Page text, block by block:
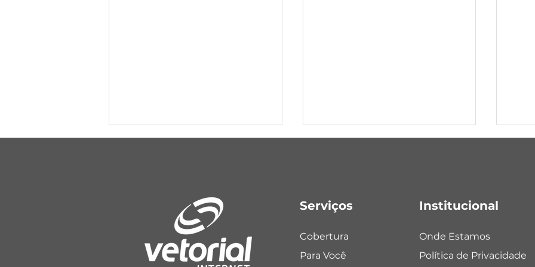
Serviços
Cobertura
Para Você
Institucional
Onde Estamos
Política de Privacidade